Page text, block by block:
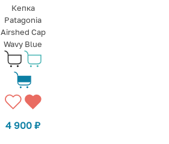
Кепка
Patagonia
Airshed Cap
Wavy Blue
4 900₽